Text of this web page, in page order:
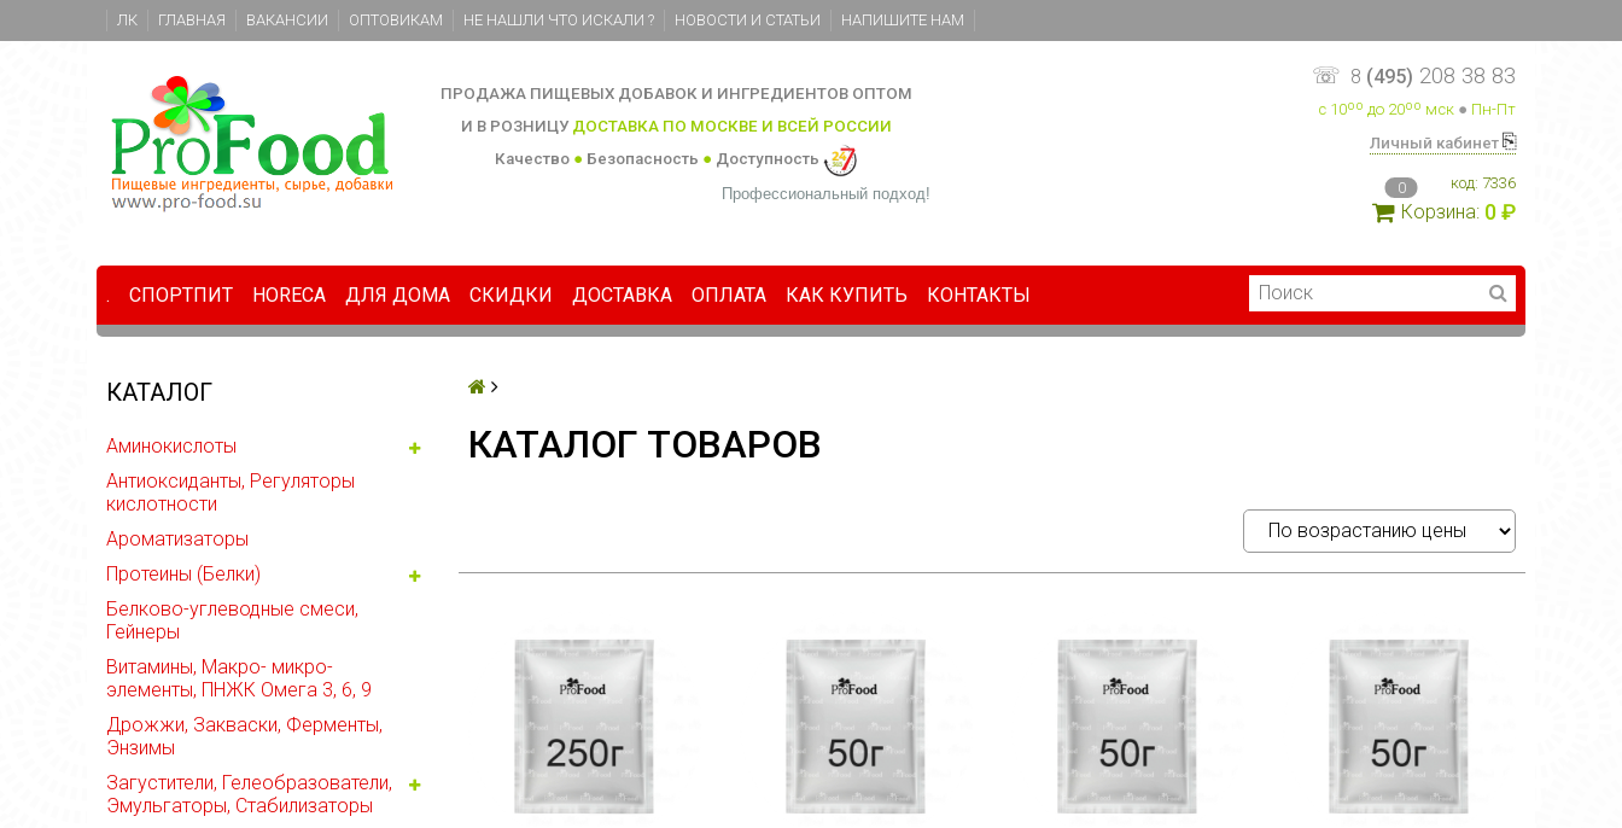
ЛК ГЛАВНАЯ ВАКАНСИИ ОПТОВИКАМ НЕ НАШЛИ ЧТО ИСКАЛИ ? НОВОСТИ И СТАТЬИ НАПИШИТЕ НАМ
ПРОДАЖА ПИЩЕВЫХ ДОБАВОК И ИНГРЕДИЕНТОВ ОПТОМ
И В РОЗНИЦУ ДОСТАВКА ПО МОСКВЕ И ВСЕЙ РОССИИ
Качество ● Безопасность ● Доступность
Профессиональный подход!
☏ 8 (495) 208 38 83
с 10ºº до 20ºº мск ● Пн-Пт
Личный кабинет ⎘
код: 7336
0
Корзина: 0 ₽
. СПОРТПИТ HORECA ДЛЯ ДОМА СКИДКИ ДОСТАВКА ОПЛАТА КАК КУПИТЬ КОНТАКТЫ
КАТАЛОГ
Аминокислоты
Антиоксиданты, Регуляторы
кислотности
Ароматизаторы
Протеины (Белки)
Белково-углеводные смеси,
Гейнеры
Витамины, Макро- микро-
элементы, ПНЖК Омега 3, 6, 9
Дрожжи, Закваски, Ферменты,
Энзимы
Загустители, Гелеобразователи,
Эмульгаторы, Стабилизаторы
КАТАЛОГ ТОВАРОВ